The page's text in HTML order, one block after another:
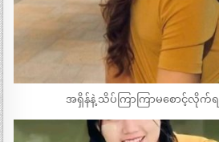
အရှိန်နဲ့ သိပ်ကြာကြာမစောင့်လိုက်